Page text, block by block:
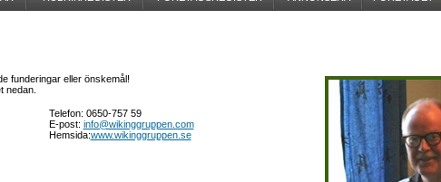
funderingar eller önskemål!
nedan.
Telefon: 0650-757 59
E-post: info@wikinggruppen.com
Hemsida:www.wikinggruppen.se